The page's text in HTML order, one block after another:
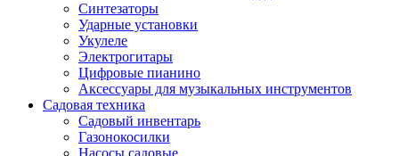
Синтезаторы
Ударные установки
Укулеле
Электрогитары
Цифровые пианино
Аксессуары для музыкальных инструментов
Садовая техника
Садовый инвентарь
Газонокосилки
Насосы садовые